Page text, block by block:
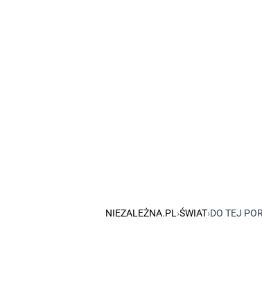
NIEZALEŻNA.PL ›ŚWIAT›DO TEJ